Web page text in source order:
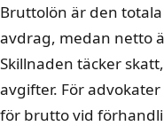
Bruttolön är den
avdrag, medan netto
Skillnaden täcker
avgifter. För
för brutto vid